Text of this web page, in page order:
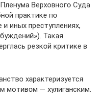
Верховного Суда
практике по
иных преступлениях,
Такая
резкой критике в
характеризуется
мотивом — хулиганским.